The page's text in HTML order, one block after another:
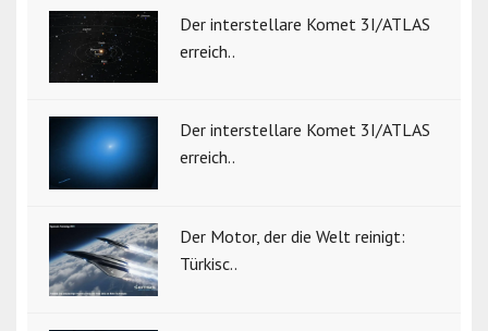
Der interstellare Komet 3I/ATLAS
erreich..
Der interstellare Komet 3I/ATLAS
erreich..
Der Motor, der die Welt reinigt:
Türkisc..